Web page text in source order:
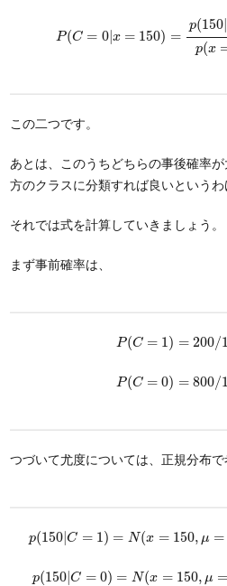
P(C = 0| x = 150) =
p(150|
p(x
C=0)
この二つです。
あとは、このうちどちらの事後確率
方のクラスに分類すれば良いというわ
それでは式を計算していきましょう。
まず事前確率は、
P(C = 1) = 200/
P(C= = 200/
P(C = 0) = 800/
P(C= =800 /
つづいて尤度については、正規分布で
p(150 |C = 1) = N(x = 150, μ =
(150 |C ) = x=150 μ=200
p(150 |C = 0) = N(x = 150, μ =
(150 |C )= x=150 μ=80